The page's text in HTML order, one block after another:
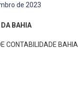
de 2023
BAHIA
CONTABILIDADE BAHIA